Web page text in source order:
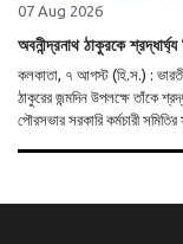
07 Aug 2026
অবনীন্দ্রনাথ ঠাকুরকে শ্রদ্ধার্ঘ্য
কলকাতা, ৭ আগস্ট (হি.স.) :
ঠাকুরের জন্মদিন উপলক্ষে তাঁকে
পৌরসভার সরকারি কর্মচারী